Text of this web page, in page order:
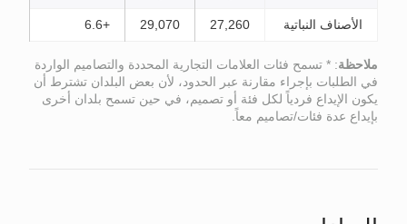
الأصناف النباتية 27,260
29,070
+6.6
ملاحظة: * تسمح فئات العلامات التجارية المحددة والتصاميم الواردة
في الطلبات بإجراء مقارنة عبر الحدود، لأن بعض البلدان تشترط أن
يكون الإيداع فردياً لكل فئة أو تصميم، في حين تسمح بلدان أخرى
بإيداع عدة فئات/تصاميم معاً.